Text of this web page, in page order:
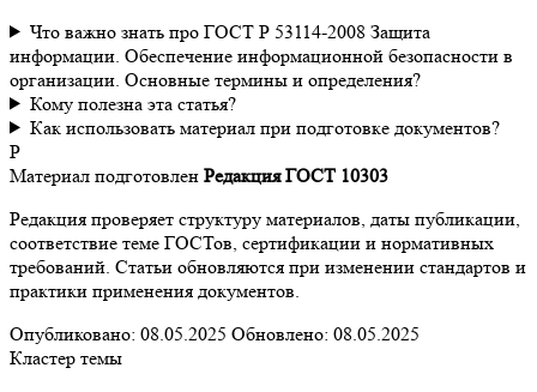
Что важно знать про ГОСТ Р 53114-2008 Защита
информации. Обеспечение информационной безопасности в
организации. Основные термины и определения?
Кому полезна эта статья?
Как использовать материал при подготовке документов?
Р
Материал подготовлен Редакция ГОСТ 10303
Редакция проверяет структуру материалов, даты публикации,
соответствие теме ГОСТов, сертификации и нормативных
требований. Статьи обновляются при изменении стандартов и
практики применения документов.
Опубликовано: 08.05.2025 Обновлено: 08.05.2025
Кластер темы